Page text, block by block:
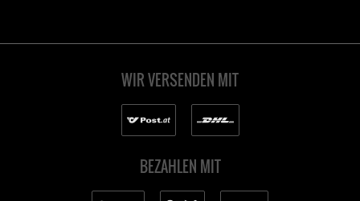
WIR VERSENDEN MIT
BEZAHLEN MIT